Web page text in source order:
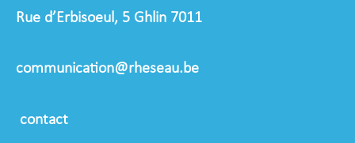
Rue d’Erbisoeul, 5 Ghlin 7011
communication@rheseau.be
contact